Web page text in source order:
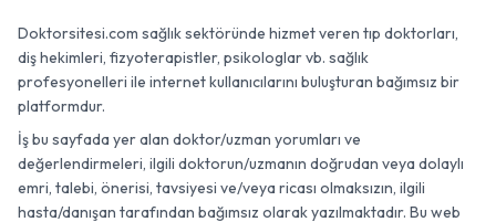
Doktorsitesi.com sağlık sektöründe hizmet veren tıp doktorları,
diş hekimleri, fizyoterapistler, psikologlar vb. sağlık
profesyonelleri ile internet kullanıcılarını buluşturan bağımsız bir
platformdur.
İş bu sayfada yer alan doktor/uzman yorumları ve
değerlendirmeleri, ilgili doktorun/uzmanın doğrudan veya dolaylı
emri, talebi, önerisi, tavsiyesi ve/veya ricası olmaksızın, ilgili
hasta/danışan tarafından bağımsız olarak yazılmaktadır. Bu web